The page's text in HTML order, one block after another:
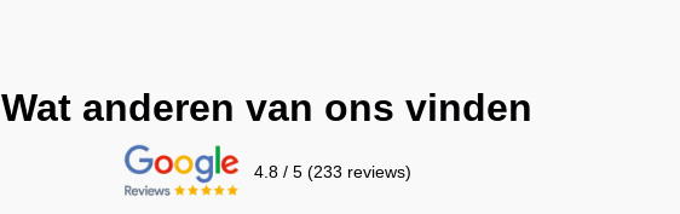
Wat anderen van ons vinden
4.8 / 5 (233 reviews)